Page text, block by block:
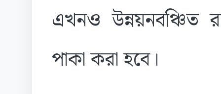
এখনও উন্নয়নবঞ্চিত
পাকা করা হবে।